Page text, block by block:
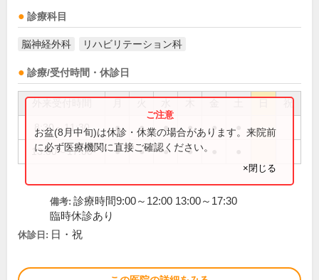
診療科目
脳神経外科 リハビリテーション科
診療/受付時間・休診日
祝
8:30～11:30 ● ● ● ● ●
13:00～17:00 ● ● ● ●
お盆(8月中旬)は休診・休業の場合があります。来院前
に必ず医療機関に直接ご確認ください。
×閉じる
備考: 診療時間9:00～12:00 13:00～17:30
臨時休診あり
休診日: 日・祝